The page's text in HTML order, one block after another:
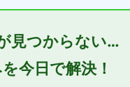
見つからない…
今日で解決！